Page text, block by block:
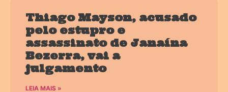
Thiago Mayson, acusado
pelo estupro e
assassinato de Janaína
Bezerra, vai a
julgamento
LEIA MAIS »